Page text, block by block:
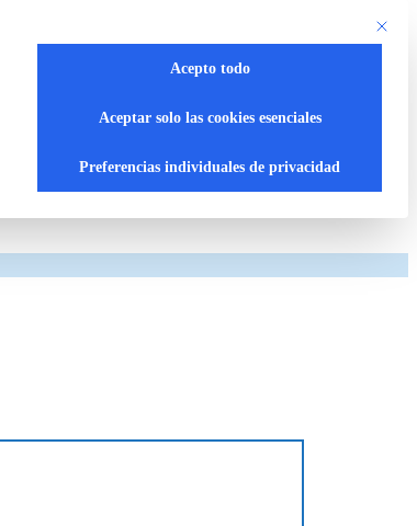
Este
Acepto todo
Aceptar solo las cookies esenciales
Preferencias individuales de privacidad